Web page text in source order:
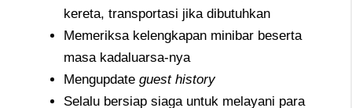
kereta, transportasi jika dibutuhkan
Memeriksa kelengkapan minibar beserta
masa kadaluarsa-nya
Mengupdate guest history
Selalu bersiap siaga untuk melayani para